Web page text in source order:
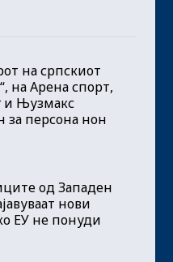
на српскиот
на Арена спорт,
и Њузмакс
за персона нон
од Западен
нови
ЕУ не понуди